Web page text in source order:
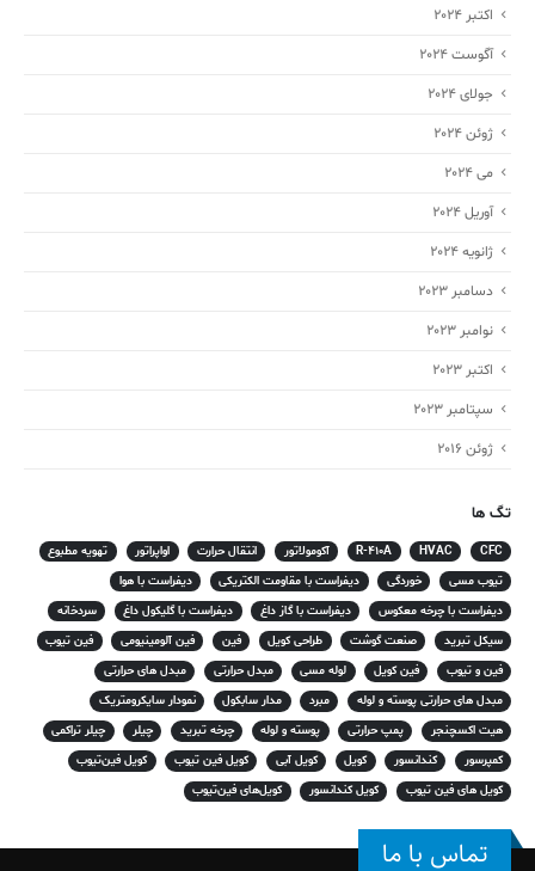
اکتبر 2024
آگوست 2024
جولای 2024
ژوئن 2024
می 2024
آوریل 2024
ژانویه 2024
دسامبر 2023
نوامبر 2023
اکتبر 2023
سپتامبر 2023
ژوئن 2016
تگ ها
CFC
HVAC
R-410A آکومولاتور انتقال حرارت اواپراتور
تهویه مطبوع
تیوب مسی
خوردگی دیفراست با مقاومت الکتریکی
دیفراست با هوا
دیفراست با چرخه معکوس
دیفراست با گاز داغ دیفراست با گلیکول داغ
سردخانه
سیکل تبرید
صنعت گوشت طراحی کویل فین فین آلومینیومی
فین تیوب
فین و تیوب
فین کویل لوله مسی مبدل حرارتی
مبدل های حرارتی
مبدل های حرارتی پوسته و لوله
مبرد مدار سابکول
نمودار سایکرومتریک
هیت اکسچنجر
پمپ حرارتی پوسته و لوله چرخه تبرید چیلر
چیلر تراکمی
کمپرسور
کندانسور کویل کویل آبی کویل فین تیوب
کویل فین‌تیوب
کویل های فین تیوب
کویل کندانسور کویل‌های فین‌تیوب
تماس با ما